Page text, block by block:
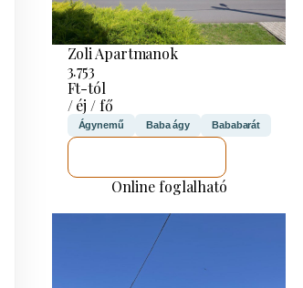
Zoli Apartmanok
3.753
Ft-tól
/ éj / fő
Ágynemű Baba ágy Bababarát
Online foglalható